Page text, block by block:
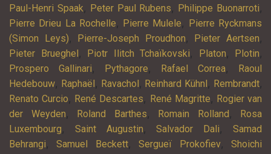
Paul-Henri Spaak, Peter Paul Rubens, Philippe Buonarroti,
Pierre Drieu La Rochelle, Pierre Mulele,
Pierre Ryckmans
(Simon Leys), Pierre-Joseph Proudhon, Pieter Aertsen,
Pieter Brueghel , Piotr Ilitch Tchaïkovski, Platon, Plotin,
Prospero Gallinari, Pythagore, Rafael Correa,
Raoul
Hedebouw, Raphaël , Ravachol , Reinhard Kühnl , Rembrandt,
Renato Curcio, René Descartes, René Magritte, Rogier van
der Weyden, Roland Barthes, Romain Rolland ,
Rosa
Luxembourg, Saint Augustin,Salvador Dali,Samad
Behrangi,Samuel Beckett,Sergueï Prokofiev,Shoichi